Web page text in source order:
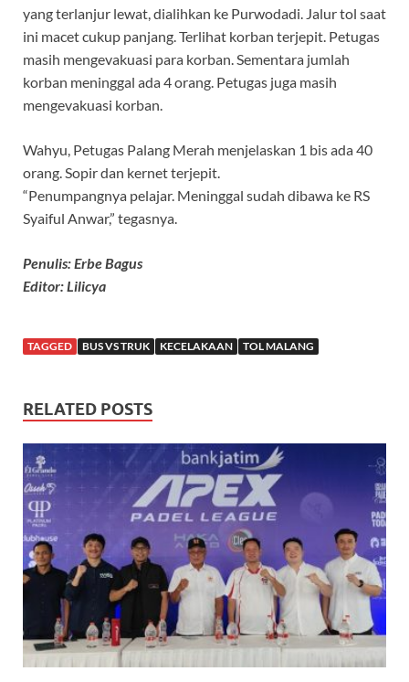
yang terlanjur lewat, dialihkan ke Purwodadi. Jalur tol saat
ini macet cukup panjang. Terlihat korban terjepit. Petugas
masih mengevakuasi para korban. Sementara jumlah
korban meninggal ada 4 orang. Petugas juga masih
mengevakuasi korban.
Wahyu, Petugas Palang Merah menjelaskan 1 bis ada 40
orang. Sopir dan kernet terjepit.
“Penumpangnya pelajar. Meninggal sudah dibawa ke RS
Syaiful Anwar,” tegasnya.
Penulis: Erbe Bagus
Editor: Lilicya
TAGGED BUS VS TRUK KECELAKAAN TOL MALANG
RELATED POSTS